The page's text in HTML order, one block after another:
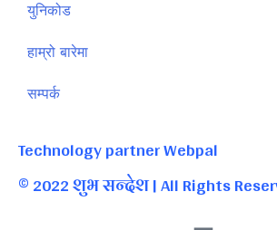
युनिकोड
हाम्रो बारेमा
सम्पर्क
© 2022 शुभ सन्देश | All Rights
Technology partner Webpal